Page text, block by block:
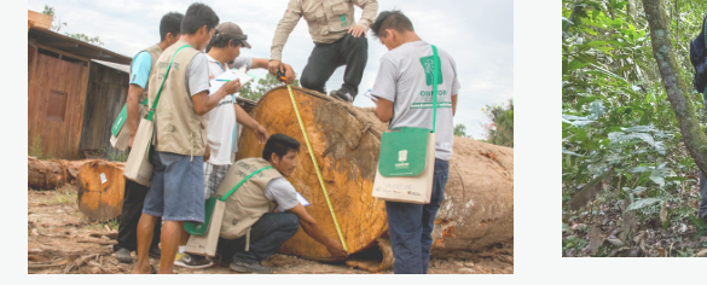
mochila-forestal
—osinfor
amenazas de
a los
realizan, pudo
mismo sucede con
con los que
Foto: